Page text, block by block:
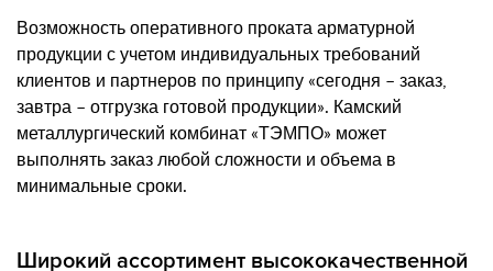
Возможность оперативного проката арматурной
продукции с учетом индивидуальных требований
клиентов и партнеров по принципу «сегодня – заказ,
завтра – отгрузка готовой продукции». Камский
металлургический комбинат «ТЭМПО» может
выполнять заказ любой сложности и объема в
минимальные сроки.
Широкий ассортимент высококачественной